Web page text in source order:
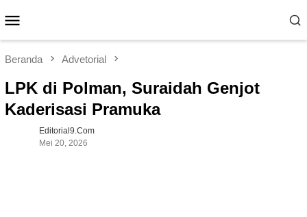
ke
Mobile
Beranda Advetorial
LPK di Polman, Suraidah Genjot
Kaderisasi Pramuka
Editorial9.com
Mei 20, 2026